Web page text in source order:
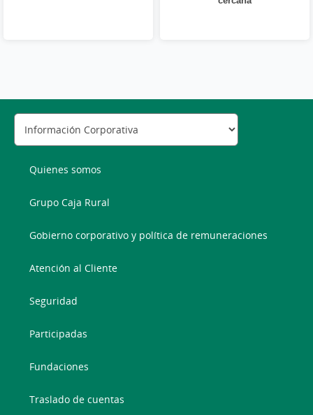
Quienes somos
Grupo Caja Rural
Gobierno corporativo y política de remuneraciones
Atención al Cliente
Seguridad
Participadas
Fundaciones
Traslado de cuentas